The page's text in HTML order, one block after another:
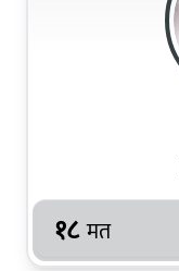
१८ मत